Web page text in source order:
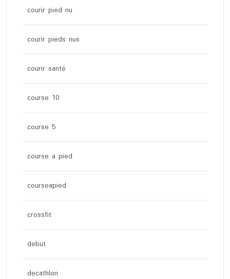
courir pied nu
courir pieds nus
courir santé
course 10
course 5
course a pied
courseapied
crossfit
debut
decathlon